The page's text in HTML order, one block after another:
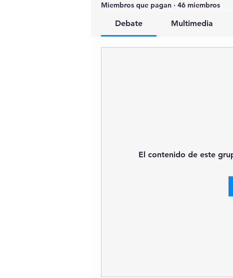
Miembros que pagan · 46 miembros
Debate Multimedia
El contenido de este